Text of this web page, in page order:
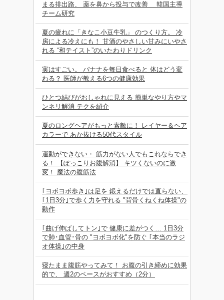
まる排出路、 薬を鼻から投与で改善 韓国主導
チーム研究
夏の疲れに「きなこ小豆牛乳」 のつくり方。 冷
房による冷えにも！ 甘酒のやさしい甘みにいやさ
れる “和テイスト”のいたわりドリンク
実はすごい。 バナナを毎日食べると 体はどう変
わる？ 医師が教える6つの健康効果
ひとつ結びがおしゃれに見える 簡単なやり方やマ
ンネリ解消 テクを紹介
夏のロングヘアがもっと素敵に！ レイヤー＆ヘア
カラーで あか抜ける50代スタイル
運動ができない・ 筋力がない人でもこれならでき
る！ 【ぽっこりお腹解消】 キツくないのに激
変！ 魔法の腹筋法
｢ヨボヨボ歩き｣は足を 鍛えるだけでは直らない、
｢1日3分｣で歩く力を守れる "背骨くねくね体操"の
動作
｢曲げ伸ばしてトン｣で 健康に差がつく… 1日3分
で肺･血管･骨の "ヨボヨボ化"を防ぐ ｢本当のラジ
オ体操｣の中身
寝たまま腹筋やってみて！ お腹の引き締めに効果
的で、 週2のペースがおすすめ（2分）